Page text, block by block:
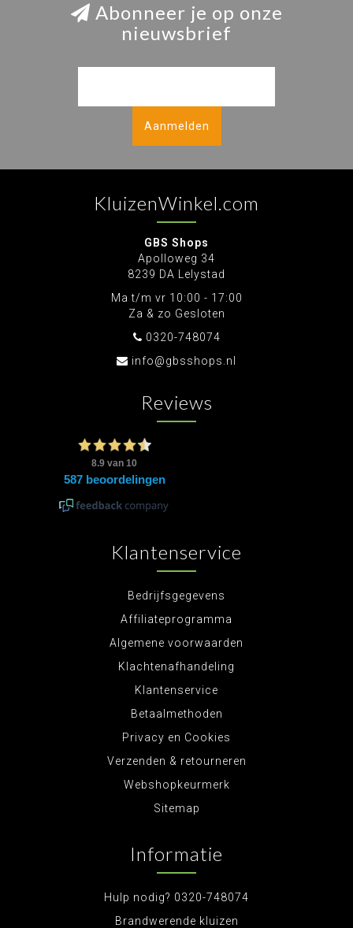
Abonneer je op onze
nieuwsbrief
Aanmelden
KluizenWinkel.com
GBS Shops
Apolloweg 34
8239 DA Lelystad
Ma t/m vr 10:00 - 17:00
Za & zo Gesloten
0320-748074
info@gbsshops.nl
Reviews
Klantenservice
Bedrijfsgegevens
Affiliateprogramma
Algemene voorwaarden
Klachtenafhandeling
Klantenservice
Betaalmethoden
Privacy en Cookies
Verzenden & retourneren
Webshopkeurmerk
Sitemap
Informatie
Hulp nodig? 0320-748074
Brandwerende kluizen